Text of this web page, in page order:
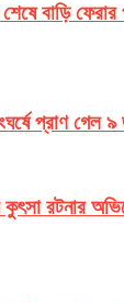
বাড়ি
প্রাণ গেল ৯
রটনার